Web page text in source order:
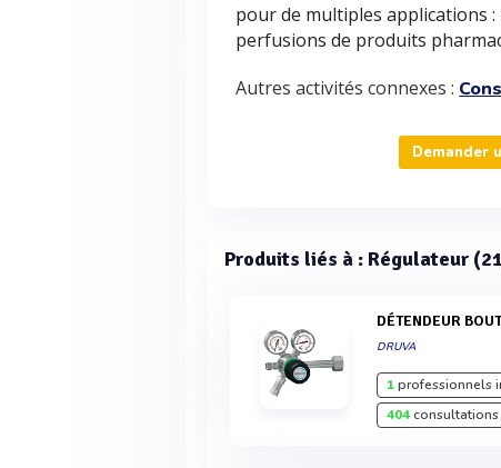
pour de multiples applications
perfusions de produits
Autres activités connexes :
Demander
Produits liés à : Régulateur
DÉTENDEUR
DRUVA
1professionnels
404consultations